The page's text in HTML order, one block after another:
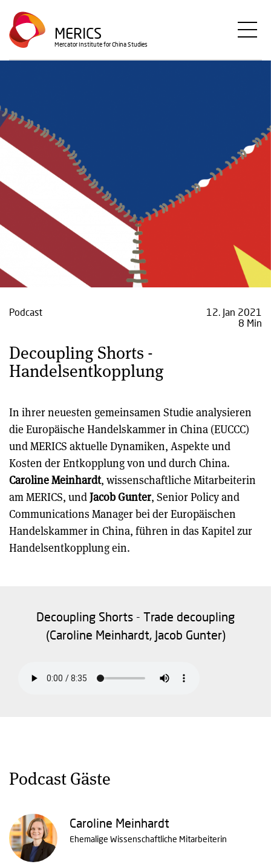
Direkt
zum
Inhalt
MERICS
Mercator Institute for China Studies
Podcast
12. Jan 2021
8 Min
Decoupling Shorts -
Handelsentkopplung
In ihrer neuesten gemeinsamen Studie analysieren
die Europäische Handelskammer in China (EUCCC)
und MERICS aktuelle Dynamiken, Aspekte und
Kosten der Entkopplung von und durch China.
Caroline Meinhardt, wissenschaftliche Mitarbeiterin
am MERICS, undJacob Gunter, Senior Policy and
Communications Manager bei der Europäischen
Handelskammer in China, führen in das Kapitel zur
Handelsentkopplung ein.
Decoupling Shorts - Trade decoupling
(Caroline Meinhardt, Jacob Gunter)
Podcast Gäste
Caroline Meinhardt
Ehemalige Wissenschaftliche Mitarbeiterin